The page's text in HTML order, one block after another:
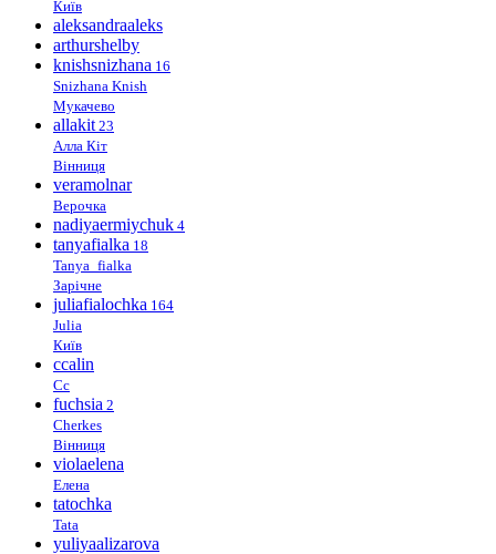
Київ
aleksandraaleks
arthurshelby
knishsnizhana 16
Snizhana Knish
Мукачево
allakit 23
Алла Кіт
Вінниця
veramolnar
Верочка
nadiyaermiychuk 4
tanyafialka 18
Tanya_fialka
Зарічне
juliafialochka 164
Julia
Київ
ccalin
Cc
fuchsia 2
Cherkes
Вінниця
violaelena
Елена
tatochka
Tata
yuliyaalizarova